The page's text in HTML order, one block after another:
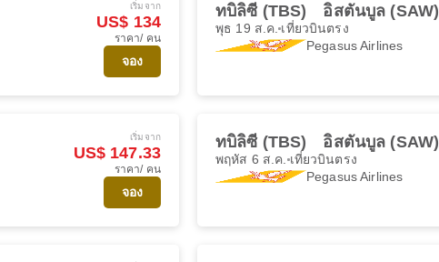
เริ่มจาก
US$ 134
ราคา/ คน
จอง
ทบิลิซี (TBS) อิสตันบูล (SAW)
พุธ 19 ส.ค. เที่ยวบินตรง
Pegasus Airlines
เริ่มจาก
US$ 147.33
ราคา/ คน
จอง
ทบิลิซี (TBS) อิสตันบูล (SAW)
พฤหัส 6 ส.ค. เที่ยวบินตรง
Pegasus Airlines